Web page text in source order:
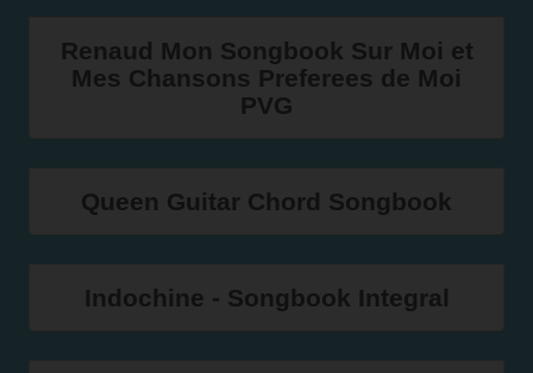
Renaud Mon Songbook Sur Moi et
Mes Chansons Preferees de Moi
PVG
Queen Guitar Chord Songbook
Indochine - Songbook Integral